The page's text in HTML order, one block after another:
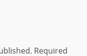
Required